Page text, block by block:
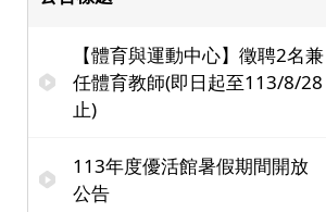
【體育與運動中心】徵聘2名兼
任體育教師(即日起至113/8/28
止)
113年度優活館暑假期間開放
公告